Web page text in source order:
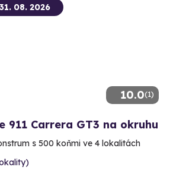
10.0(1)
08. 2026
911 Carrera GT3 na okruhu
s 500 koňmi ve 4 lokalitách